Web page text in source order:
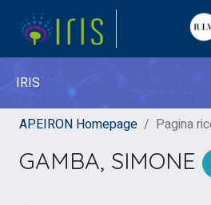
IRIS
APEIRON Homepage Pagina
GAMBA, SIMONE